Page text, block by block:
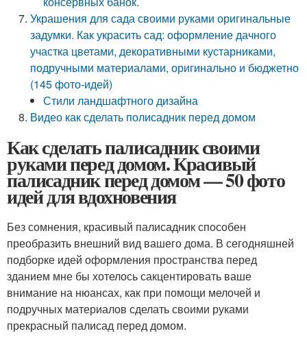
Украшения для сада своими руками оригинальные
задумки. Как украсить сад: оформление дачного
участка цветами, декоративными кустарниками,
подручными материалами, оригинально и бюджетно
(145 фото-идей)
Стили ландшафтного дизайна
Видео как сделать полисадник перед домом
Как сделать палисадник своими
руками перед домом. Красивый
палисадник перед домом — 50 фото
идей для вдохновения
Без сомнения, красивый палисадник способен
преобразить внешний вид вашего дома. В сегодняшней
подборке идей оформления пространства перед
зданием мне бы хотелось сакцентировать ваше
внимание на нюансах, как при помощи мелочей и
подручных материалов сделать своими руками
прекрасный палисад перед домом.